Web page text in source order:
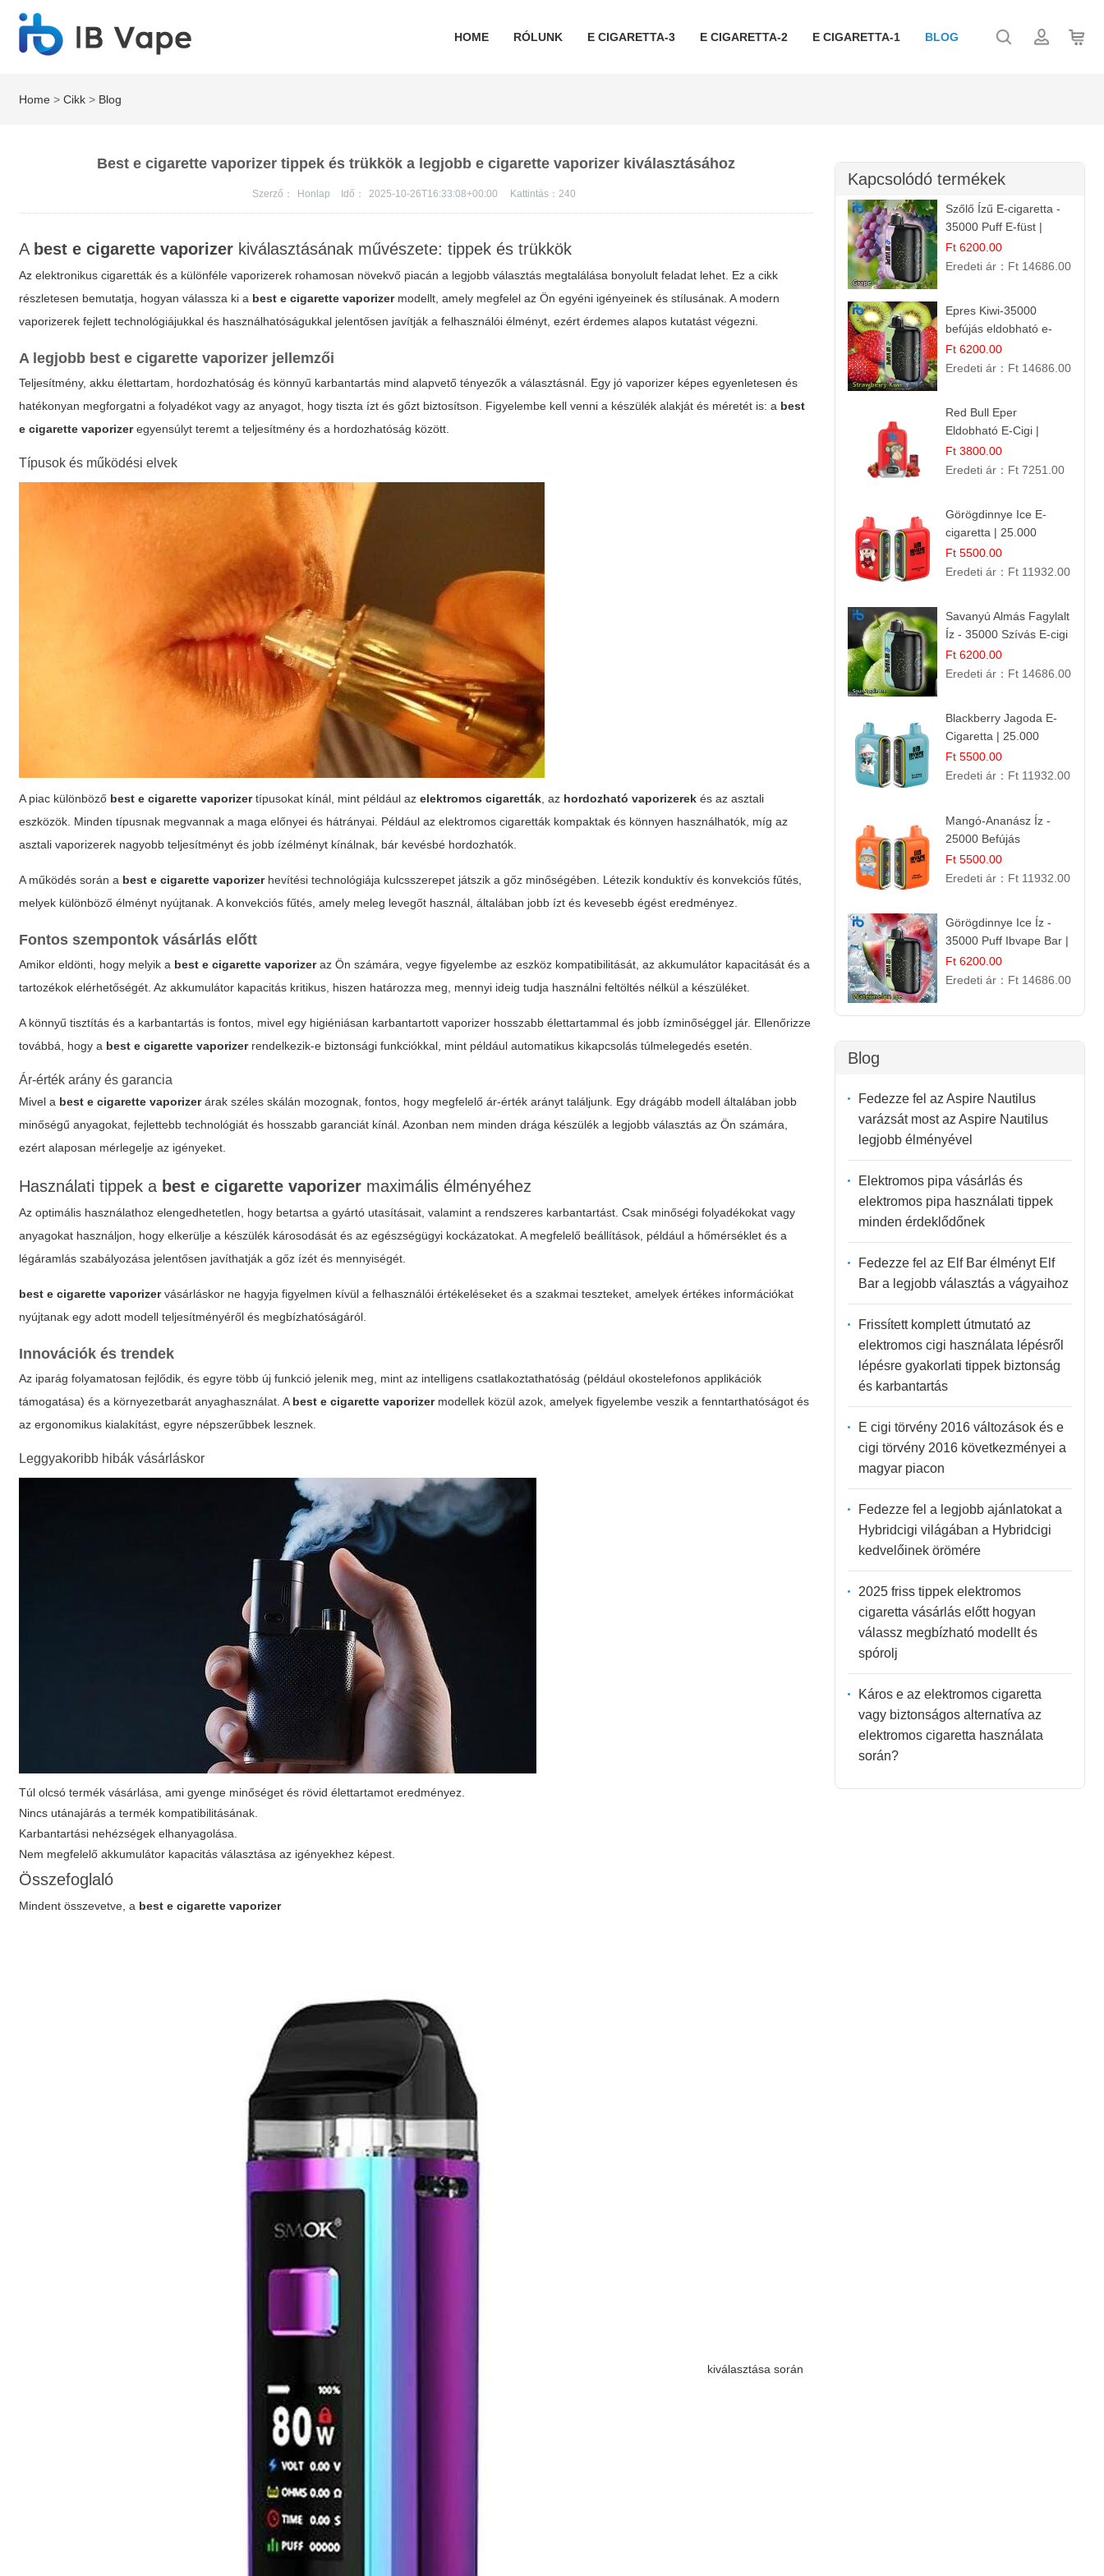
HOME RÓLUNK E CIGARETTA-3 E CIGARETTA-2 E CIGARETTA-1 BLOG
Home >Cikk > Blog
Best e cigarette vaporizer tippek és trükkök a legjobb e cigarette vaporizer kiválasztásához
Szerző： Honlap Idő： 2025-10-26T16:33:08+00:00 Kattintás：240
A best e cigarette vaporizer kiválasztásának művészete: tippek és trükkök
Az elektronikus cigaretták és a különféle vaporizerek rohamosan növekvő piacán a legjobb választás megtalálása bonyolult feladat lehet. Ez a cikk
részletesen bemutatja, hogyan válassza ki a best e cigarette vaporizermodellt, amely megfelel az Ön egyéni igényeinek és stílusának. A modern
vaporizerek fejlett technológiájukkal és használhatóságukkal jelentősen javítják a felhasználói élményt, ezért érdemes alapos kutatást végezni.
A legjobb best e cigarette vaporizer jellemzői
Teljesítmény,akku élettartam hordozhatóság és könnyű karbantartás mind alapvető tényezők a választásnál. Egy jó vaporizer képes egyenletesen és
hatékonyan megforgatni a folyadékot vagy az anyagot, hogy tiszta ízt és gőzt biztosítson. Figyelembe kell venni a készülék alakját és méretét is: a best
e cigarette vaporizeregyensúlyt teremt a teljesítmény és a hordozhatóság között.
Típusok és működési elvek
A piac különböző best e cigarette vaporizertípusokat kínál, mint például azelektromos cigaretták , az hordozható vaporizerek és az asztali
eszközök. Minden típusnak megvannak a maga előnyei és hátrányai. Például az elektromos cigaretták kompaktak és könnyen használhatók, míg az
asztali vaporizerek nagyobb teljesítményt és jobb ízélményt kínálnak, bár kevésbé hordozhatók.
A működés során a best e cigarette vaporizerhevítési technológiája kulcsszerepet játszik a gőz minőségében. Létezik konduktív és konvekciós fűtés,
melyek különböző élményt nyújtanak. A konvekciós fűtés, amely meleg levegőt használ, általában jobb ízt és kevesebb égést eredményez.
Fontos szempontok vásárlás előtt
Amikor eldönti, hogy melyik a best e cigarette vaporizeraz Ön számára, vegye figyelembe az eszköz kompatibilitását, az akkumulátor kapacitását és a
tartozékok elérhetőségét. Az akkumulátor kapacitás kritikus, hiszen határozza meg, mennyi ideig tudja használni feltöltés nélkül a készüléket.
A könnyű tisztítás és a karbantartás is fontos, mivel egy higiéniásan karbantartott vaporizer hosszabb élettartammal és jobb ízminőséggel jár. Ellenőrizze
továbbá, hogy a best e cigarette vaporizerrendelkezik-e biztonsági funkciókkal, mint például automatikus kikapcsolás túlmelegedés esetén.
Ár-érték arány és garancia
Mivel a best e cigarette vaporizerárak széles skálán mozognak, fontos, hogy megfelelő ár-érték arányt találjunk. Egy drágább modell általában jobb
minőségű anyagokat, fejlettebb technológiát és hosszabb garanciát kínál. Azonban nem minden drága készülék a legjobb választás az Ön számára,
ezért alaposan mérlegelje az igényeket.
Használati tippek a best e cigarette vaporizer maximális élményéhez
Az optimális használathoz elengedhetetlen, hogy betartsa a gyártó utasításait, valamint a rendszeres karbantartást. Csak minőségi folyadékokat vagy
anyagokat használjon, hogy elkerülje a készülék károsodását és az egészségügyi kockázatokat. A megfelelő beállítások, például a hőmérséklet és a
légáramlás szabályozása jelentősen javíthatják a gőz ízét és mennyiségét.
best e cigarette vaporizervásárláskor ne hagyja figyelmen kívül a felhasználói értékeléseket és a szakmai teszteket, amelyek értékes információkat
nyújtanak egy adott modell teljesítményéről és megbízhatóságáról.
Innovációk és trendek
Az iparág folyamatosan fejlődik, és egyre több új funkció jelenik meg, mint az intelligens csatlakoztathatóság (például okostelefonos applikációk
támogatása) és a környezetbarát anyaghasználat. A best e cigarette vaporizermodellek közül azok, amelyek figyelembe veszik a fenntarthatóságot és
az ergonomikus kialakítást, egyre népszerűbbek lesznek.
Leggyakoribb hibák vásárláskor
Túl olcsó termék vásárlása, ami gyenge minőséget és rövid élettartamot eredményez.
Nincs utánajárás a termék kompatibilitásának.
Karbantartási nehézségek elhanyagolása.
Nem megfelelő akkumulátor kapacitás választása az igényekhez képest.
Összefoglaló
Mindent összevetve, a best e cigarette vaporizer
kiválasztása során
Kapcsolódó termékek
Szőlő Ízű E-cigaretta -
35000 Puff E-füst |
Intenzív
Gyümölcsélmény!
Ft 6200.00
Eredeti ár： Ft 14686.00
Epres Kiwi-35000
befújás eldobható e-
cigaretta
Ft 6200.00
Eredeti ár： Ft 14686.00
Red Bull Eper
Eldobható E-Cigi |
Energiaital Íz | Készülék
Használat
Ft 3800.00
Eredeti ár： Ft 7251.00
Görögdinnye Ice E-
cigaretta | 25.000
Befújás | Premium E-
Liquid
Ft 5500.00
Eredeti ár： Ft 11932.00
Savanyú Almás Fagylalt
Íz - 35000 Szívás E-cigi
Ft 6200.00
Eredeti ár： Ft 14686.00
Blackberry Jagoda E-
Cigaretta | 25.000
Szívás | Ízesített E-
Liquid
Ft 5500.00
Eredeti ár： Ft 11932.00
Mangó-Ananász Íz -
25000 Befújás
Eldobható E-ciga |
Trópusi Gyümölcs
Ft 5500.00
Eredeti ár： Ft 11932.00
Görögdinnye Ice Íz -
35000 Puff Ibvape Bar |
Frissítő Mentolos
Élmény!
Ft 6200.00
Eredeti ár： Ft 14686.00
Blog
Fedezze fel az Aspire Nautilus
varázsát most az Aspire Nautilus
legjobb élményével
Elektromos pipa vásárlás és
elektromos pipa használati tippek
minden érdeklődőnek
Fedezze fel az Elf Bar élményt Elf
Bar a legjobb választás a vágyaihoz
Frissített komplett útmutató az
elektromos cigi használata lépésről
lépésre gyakorlati tippek biztonság
és karbantartás
E cigi törvény 2016 változások és e
cigi törvény 2016 következményei a
magyar piacon
Fedezze fel a legjobb ajánlatokat a
Hybridcigi világában a Hybridcigi
kedvelőinek örömére
2025 friss tippek elektromos
cigaretta vásárlás előtt hogyan
válassz megbízható modellt és
spórolj
Káros e az elektromos cigaretta
vagy biztonságos alternatíva az
elektromos cigaretta használata
során?